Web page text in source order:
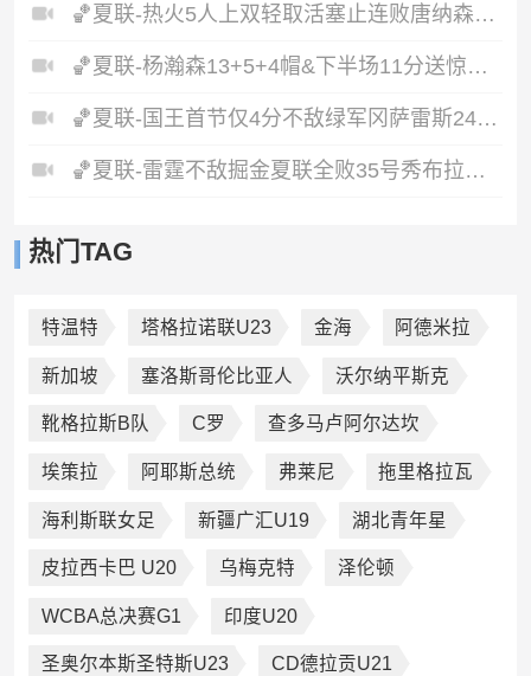
🏀夏联-热火5人上双轻取活塞止连败唐纳森20+8+10奥科里27分
🏀夏联-杨瀚森13+5+4帽&下半场11分送惊艳妙传开拓者力克掘金
🏀夏联-国王首节仅4分不敌绿军冈萨雷斯24+10+5塞纳克10+12
🏀夏联-雷霆不敌掘金夏联全败35号秀布拉齐尔32+6马拉14+7+6
热门TAG
特温特 塔格拉诺联U23 金海 阿德米拉
新加坡 塞洛斯哥伦比亚人 沃尔纳平斯克
靴格拉斯B队 C罗 查多马卢阿尔达坎
埃策拉 阿耶斯总统 弗莱尼 拖里格拉瓦
海利斯联女足 新疆广汇U19 湖北青年星
皮拉西卡巴 U20 乌梅克特 泽伦顿
WCBA总决赛G1 印度U20
圣奥尔本斯圣特斯U23 CD德拉贡U21